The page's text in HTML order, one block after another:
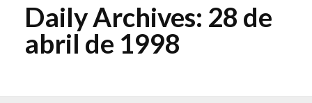
Daily Archives: 28 de
abril de 1998